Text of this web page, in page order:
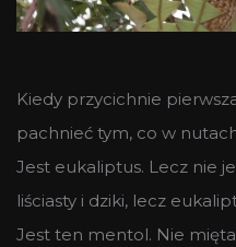
Kiedy przycichnie
pachnieć tym, co w
Jest eukaliptus. Lecz nie
liściasty i dziki, lecz
Jest ten mentol. Nie